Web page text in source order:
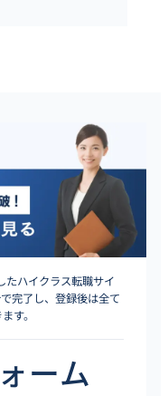
たハイクラス転職サイ
完了し、登録後は全て
す。
ーム